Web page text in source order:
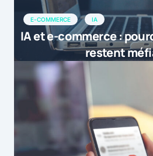
E-COMMERCE IA
IA et e-commerce :
restent